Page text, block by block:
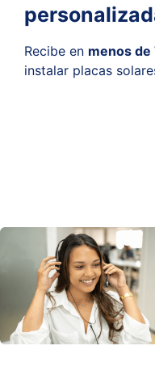
Recibe en menos de
instalar placas